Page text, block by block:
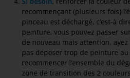
recommençant (plusieurs fois)
pinceau est déchargé, c’est-à
peinture, vous pouvez passer
de nouveau mais attention,
pas déposer trop de peinture
recommencer l’ensemble du
zone de transition des 2